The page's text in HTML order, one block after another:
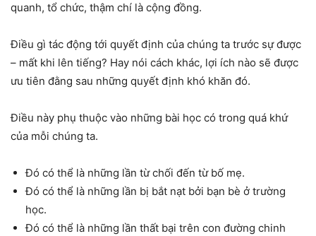
quanh, tổ chức, thậm chí là cộng đồng.
Điều gì tác động tới quyết định của chúng ta trước sự được
– mất khi lên tiếng? Hay nói cách khác, lợi ích nào sẽ được
ưu tiên đằng sau những quyết định khó khăn đó.
Điều này phụ thuộc vào những bài học có trong quá khứ
của mỗi chúng ta.
Đó có thể là những lần từ chối đến từ bố mẹ.
Đó có thể là những lần bị bắt nạt bởi bạn bè ở trường
học.
Đó có thể là những lần thất bại trên con đường chinh